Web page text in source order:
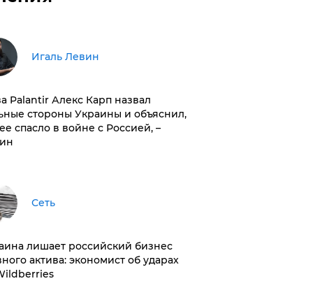
Игаль Левин
Palantir Алекс Карп назвал
стороны Украины и объяснил,
спасло в войне с Россией, –
Сеть
лишает российский бизнес
актива: экономист об ударах